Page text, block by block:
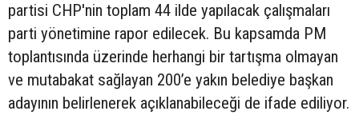
partisi CHP'nin toplam 44 ilde yapılacak çalışmaları
parti yönetimine rapor edilecek. Bu kapsamda PM
toplantısında üzerinde herhangi bir tartışma olmayan
ve mutabakat sağlayan 200’e yakın belediye başkan
adayının belirlenerek açıklanabileceği de ifade ediliyor.